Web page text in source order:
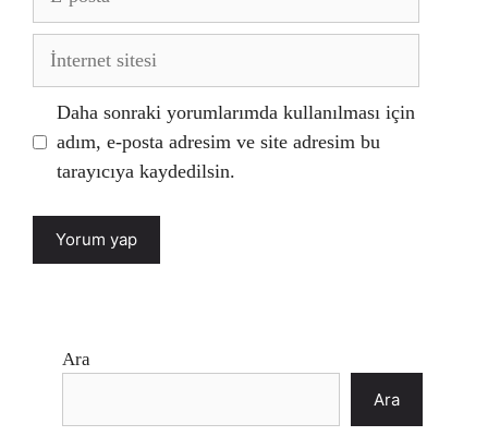
posta
İnternet
Daha sonraki yorumlarımda kullanılması için
adım, e-posta adresim ve site adresim bu
tarayıcıya kaydedilsin.
Ara
Ara